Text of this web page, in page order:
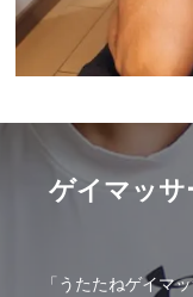
ゲイマッサ
「うたたねゲイマ